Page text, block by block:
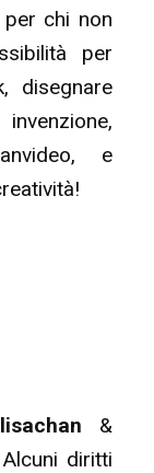
chi non
per
disegnare
e
lisachan &
diritti